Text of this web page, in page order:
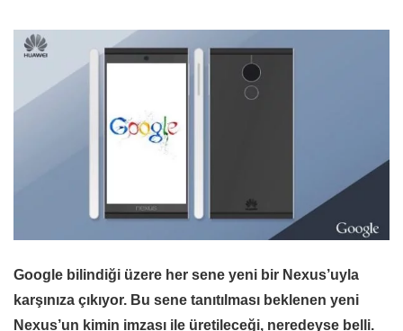
Google bilindiği üzere her sene yeni bir Nexus’uyla
karşınıza çıkıyor. Bu sene tanıtılması beklenen yeni
Nexus’un kimin imzası ile üretileceği, neredeyse belli.